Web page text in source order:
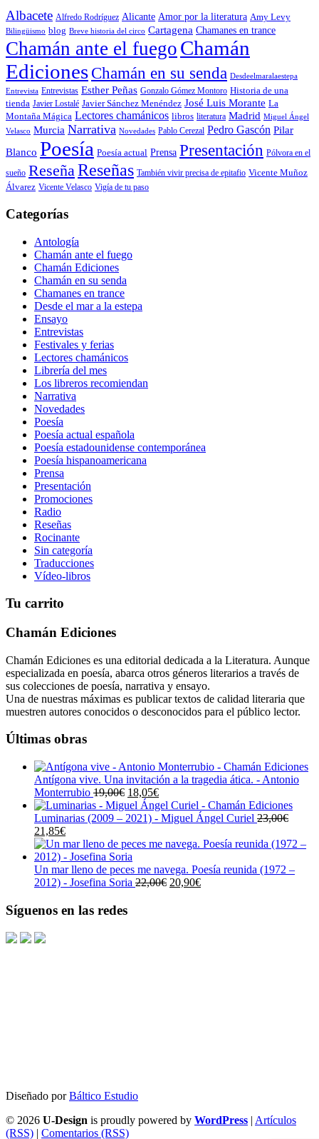
Albacete Alfredo Rodríguez Alicante Amor por la literatura Amy Levy
Bilingüismo blog Breve historia del circo Cartagena Chamanes en trance
Chamán ante el fuego Chamán
Ediciones Chamán en su senda Desdeelmaralaestepa
Entrevista Entrevistas Esther Peñas Gonzalo Gómez Montoro Historia de una
tienda Javier Lostalé Javier Sánchez Menéndez José Luis Morante La
Montaña Mágica Lectores chamánicos libros literatura Madrid Miguel Ángel
Velasco Murcia Narrativa Novedades Pablo Cerezal Pedro Gascón Pilar
Blanco Poesía Poesía actual Prensa Presentación Pólvora en el
sueño ReseñaReseñas También vivir precisa de epitafio Vicente Muñoz
Álvarez Vicente Velasco Vigía de tu paso
Categorías
Antología
Chamán ante el fuego
Chamán Ediciones
Chamán en su senda
Chamanes en trance
Desde el mar a la estepa
Ensayo
Entrevistas
Festivales y ferias
Lectores chamánicos
Librería del mes
Los libreros recomiendan
Narrativa
Novedades
Poesía
Poesía actual española
Poesía estadounidense contemporánea
Poesía hispanoamericana
Prensa
Presentación
Promociones
Radio
Reseñas
Rocinante
Sin categoría
Traducciones
Vídeo-libros
Tu carrito
Chamán Ediciones
Chamán Ediciones es una editorial dedicada a la Literatura. Aunque
especializada en poesía, abarca otros géneros literarios a través de
sus colecciones de poesía, narrativa y ensayo.
Una de nuestras máximas es publicar textos de calidad literaria que
muestren autores conocidos o desconocidos para el público lector.
Últimas obras
Antígona vive. Una invitación a la tragedia ática. - Antonio
Monterrubio 19,00€ El
precio
original
19,00€.
18,05€El
precio
actual
18,05€.
Luminarias (2009 – 2021) - Miguel Ángel Curiel 23,00€
El
precio
original
era:
23,00€.
21,85€El
precio
actual
es:
21,85€.
Un mar lleno de peces me navega. Poesía reunida (1972 –
2012) - Josefina Soria 22,00€ El
20,90€El
Síguenos en las redes
Diseñado porBáltico Estudio
© 2026 U-Design is proudly powered by WordPress | Artículos
(RSS) | Comentarios (RSS)